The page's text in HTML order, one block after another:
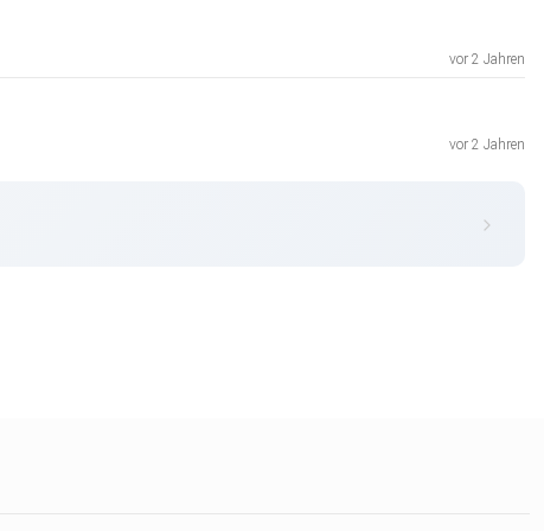
vor 2 Jahren
vor 2 Jahren